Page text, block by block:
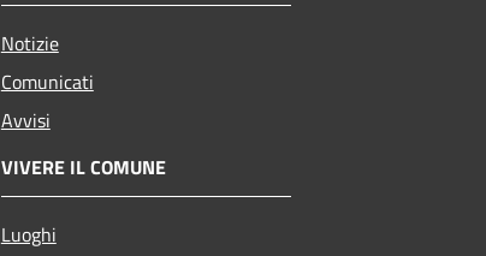
Notizie
Comunicati
Avvisi
VIVERE IL COMUNE
Luoghi